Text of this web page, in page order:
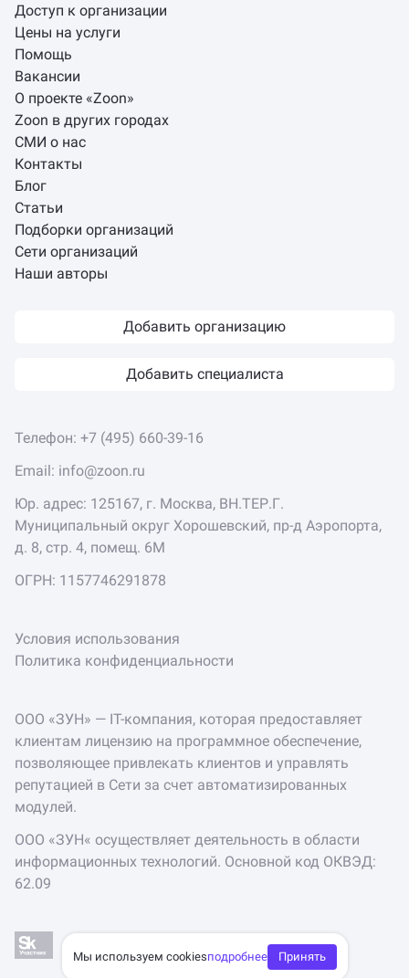
Доступ к организации
Цены на услуги
Помощь
Вакансии
О проекте «Zoon»
Zoon в других городах
СМИ о нас
Контакты
Блог
Статьи
Подборки организаций
Сети организаций
Наши авторы
Добавить организацию
Добавить специалиста
Телефон: +7 (495) 660-39-16
Email: info@zoon.ru
Юр. адрес: 125167, г. Москва, ВН.ТЕР.Г.
Муниципальный округ Хорошевский, пр-д Аэропорта,
д. 8, стр. 4, помещ. 6М
ОГРН: 1157746291878
Условия использования
Политика конфиденциальности
ООО «ЗУН» — IT-компания, которая предоставляет
клиентам лицензию на программное обеспечение,
позволяющее привлекать клиентов и управлять
репутацией в Сети за счет автоматизированных
модулей.
ООО «ЗУН« осуществляет деятельность в области
информационных технологий. Основной код ОКВЭД:
62.09
Мы используем cookiesподробнее Принять